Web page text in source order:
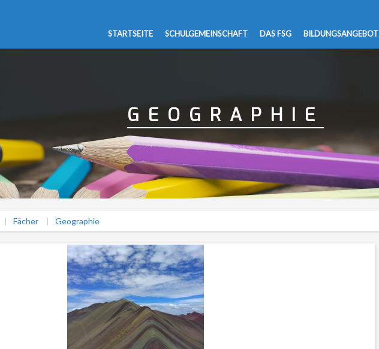
STARTSEITE SCHULGEMEINSCHAFT DAS FSG BILDUNGSANGEBOT
GEOGRAPHIE
Fächer Geographie